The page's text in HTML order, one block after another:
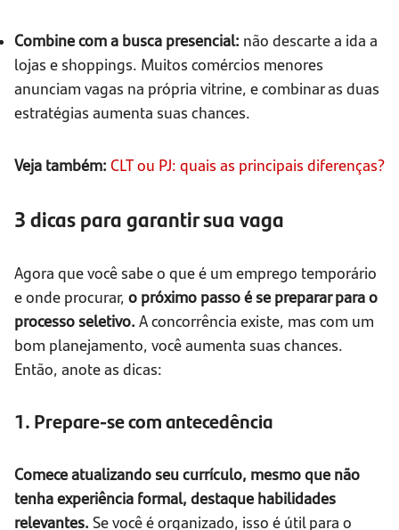
Combine com a busca presencial: não descarte a ida a
lojas e shoppings. Muitos comércios menores
anunciam vagas na própria vitrine, e combinar as duas
estratégias aumenta suas chances.
Veja também: CLT ou PJ: quais as principais diferenças?
3 dicas para garantir sua vaga
Agora que você sabe o que é um emprego temporário
e onde procurar, o próximo passo é se preparar para o
processo seletivo. A concorrência existe, mas com um
bom planejamento, você aumenta suas chances.
Então, anote as dicas:
1. Prepare-se com antecedência
Comece atualizando seu currículo, mesmo que não
tenha experiência formal, destaque habilidades
relevantes. Se você é organizado, isso é útil para o